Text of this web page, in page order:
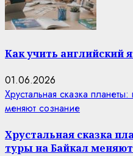
Как учить английский
01.06.2026
Хрустальная сказка
меняют сознание
Хрустальная сказка
туры на Байкал